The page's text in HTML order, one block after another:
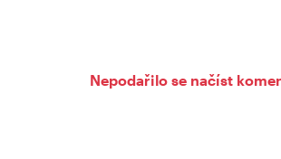
Nepodařilo se načíst